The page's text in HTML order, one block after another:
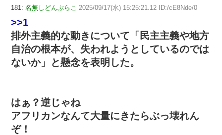
181: 名無しどんぶらこ 2025/09/17(水) 15:25:21.12 ID:/cE8Nde/0
>>1
排外主義的な動きについて「民主主義や地方
自治の根本が、失われようとしているのでは
ないか」と懸念を表明した。
はぁ？逆じゃね
アフリカンなんて大量にきたらぶっ壊れん
ぞ！